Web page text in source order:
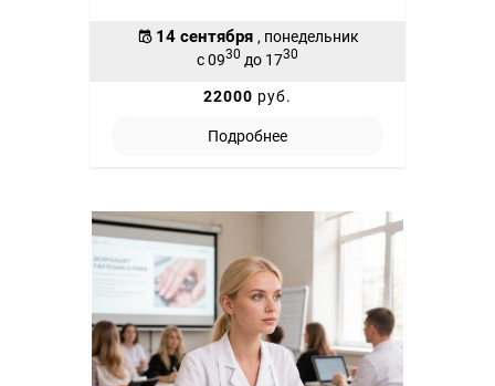
14 сентября , понедельник
с 0930 до 1730
22000 руб.
Подробнее